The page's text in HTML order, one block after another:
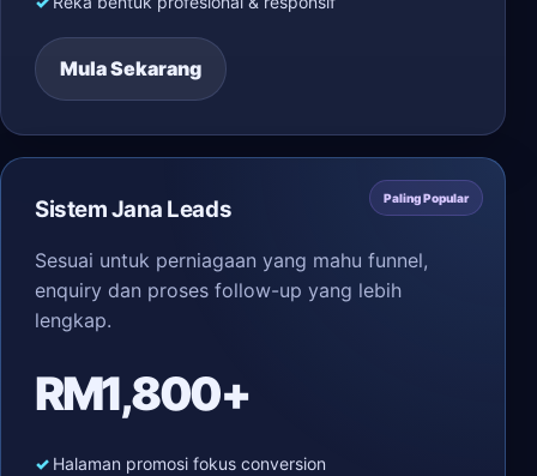
Mula Sekarang
Paling Popular
Sistem Jana Leads
Sesuai untuk perniagaan yang mahu funnel,
enquiry dan proses follow-up yang lebih
lengkap.
RM1,800+
Halaman promosi fokus conversion